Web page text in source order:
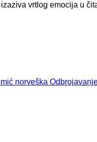
vrtlog emocija u
norveška